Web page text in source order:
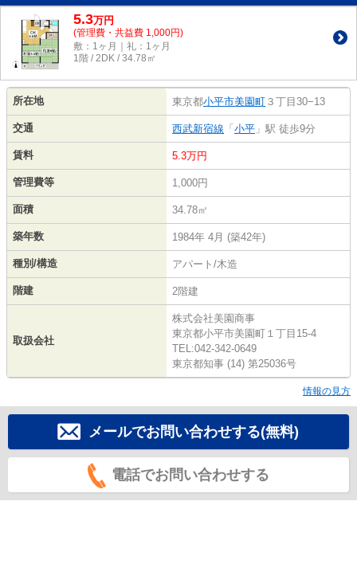
5.3万円
(管理費・共益費 1,000円)
敷：1ヶ月｜礼：1ヶ月
1階 / 2DK / 34.78㎡
所在地 東京都小平市美園町 ３丁目30−13
交通 西武新宿線 「 小平 」駅 徒歩9分
賃料 5.3万円
管理費等 1,000円
面積 34.78㎡
築年数 1984年 4月 (築42年)
種別/構造 アパート/木造
階建 2階建
取扱会社
株式会社美園商事
東京都小平市美園町１丁目15-4
TEL:042-342-0649
東京都知事 (14) 第25036号
情報の見方
メールでお問い合わせする(無料)
電話でお問い合わせする